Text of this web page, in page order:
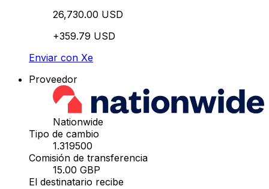
26,730.00 USD
+359.79 USD
Enviar con Xe
Proveedor
Nationwide
Tipo de cambio
1.319500
Comisión de transferencia
15.00 GBP
El destinatario recibe